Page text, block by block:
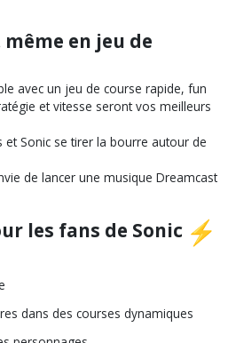
même en jeu de
avec un jeu de course rapide, fun
et vitesse seront vos meilleurs
et Sonic se tirer la bourre autour de
de lancer une musique Dreamcast
les fans de Sonic
dans des courses dynamiques